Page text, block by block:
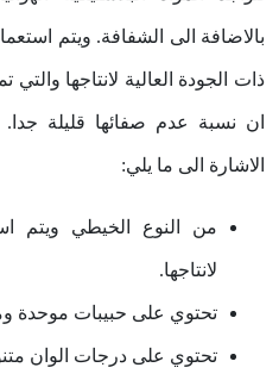
بالاضافة الى الشفافة. ويتم
ذات الجودة العالية لانتاجها
ان نسبة عدم صفائها قليلة
الاشارة الى ما يلي:
من النوع الخيطي ويتم
لانتاجها.
تحتوي على حبيبات موحدة
تحتوي على درجات الوان